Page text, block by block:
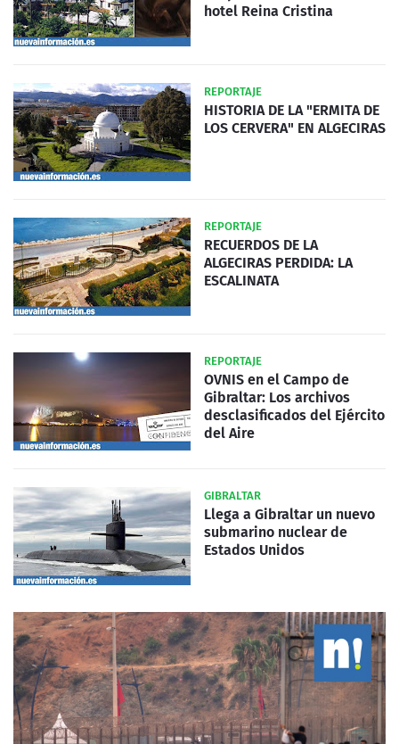
hotel Reina Cristina
REPORTAJE
HISTORIA DE LA "ERMITA DE
LOS CERVERA" EN ALGECIRAS
REPORTAJE
RECUERDOS DE LA
ALGECIRAS PERDIDA: LA
ESCALINATA
REPORTAJE
OVNIS en el Campo de
Gibraltar: Los archivos
desclasificados del Ejército
del Aire
GIBRALTAR
Llega a Gibraltar un nuevo
submarino nuclear de
Estados Unidos